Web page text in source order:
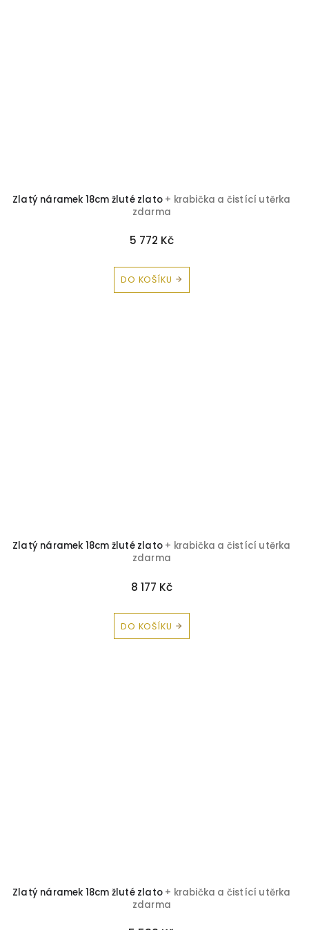
Zlatý náramek 18cm žluté zlato + krabička a čistící utěrka
zdarma
5 772 Kč
DO KOŠÍKU
Zlatý náramek 18cm žluté zlato + krabička a čistící utěrka
zdarma
8 177 Kč
DO KOŠÍKU
Zlatý náramek 18cm žluté zlato + krabička a čistící utěrka
zdarma